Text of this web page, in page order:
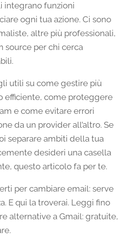
integrano funzioni
ogni tua azione. Ci sono
altre più professionali,
source per chi cerca
utili su come gestire più
efficiente, come proteggere
e come evitare errori
da un provider all’altro. Se
separare ambiti della tua
desideri una casella
questo articolo fa per te.
per cambiare email: serve
E qui la troverai. Leggi fino
alternative a Gmail: gratuite,